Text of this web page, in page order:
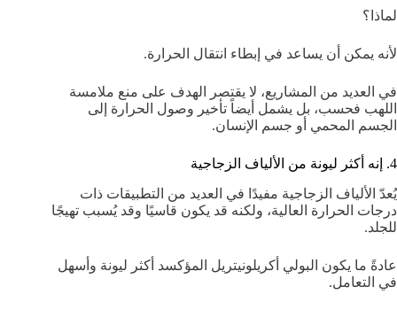
لماذا؟
لأنه يمكن أن يساعد في إبطاء انتقال الحرارة.
في العديد من المشاريع، لا يقتصر الهدف على منع ملامسة
اللهب فحسب، بل يشمل أيضاً تأخير وصول الحرارة إلى
الجسم المحمي أو جسم الإنسان.
4. إنه أكثر ليونة من الألياف الزجاجية
يُعدّ الألياف الزجاجية مفيدًا في العديد من التطبيقات ذات
درجات الحرارة العالية، ولكنه قد يكون قاسيًا وقد يُسبب تهيجًا
للجلد.
عادةً ما يكون البولي أكريلونيتريل المؤكسد أكثر ليونة وأسهل
في التعامل.